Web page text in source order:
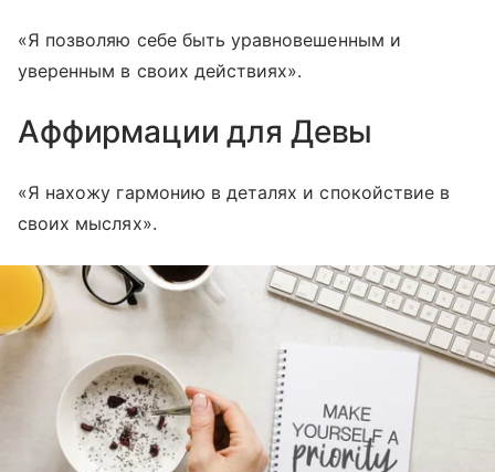
«Я позволяю себе быть уравновешенным и
уверенным в своих действиях».
Аффирмации для Девы
«Я нахожу гармонию в деталях и спокойствие в
своих мыслях».